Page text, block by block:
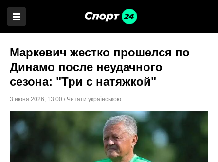
Маркевич жестко прошелся по
Динамо после неудачного
сезона: "Три с натяжкой"
3 июня 2026, 13:00 / Читати українською